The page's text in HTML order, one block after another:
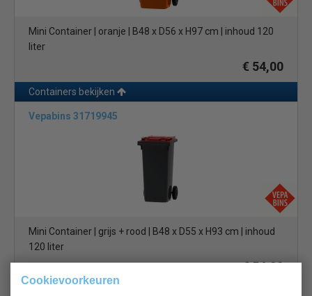
Cookievoorkeuren
Mini Container | oranje | B48 x D56 x H97 cm | inhoud 120
liter
€ 54,00
Containers bekijken
Vepabins 31719945
Mini Container | grijs + rood | B48 x D55 x H93 cm | inhoud
120 liter
€ 54,00